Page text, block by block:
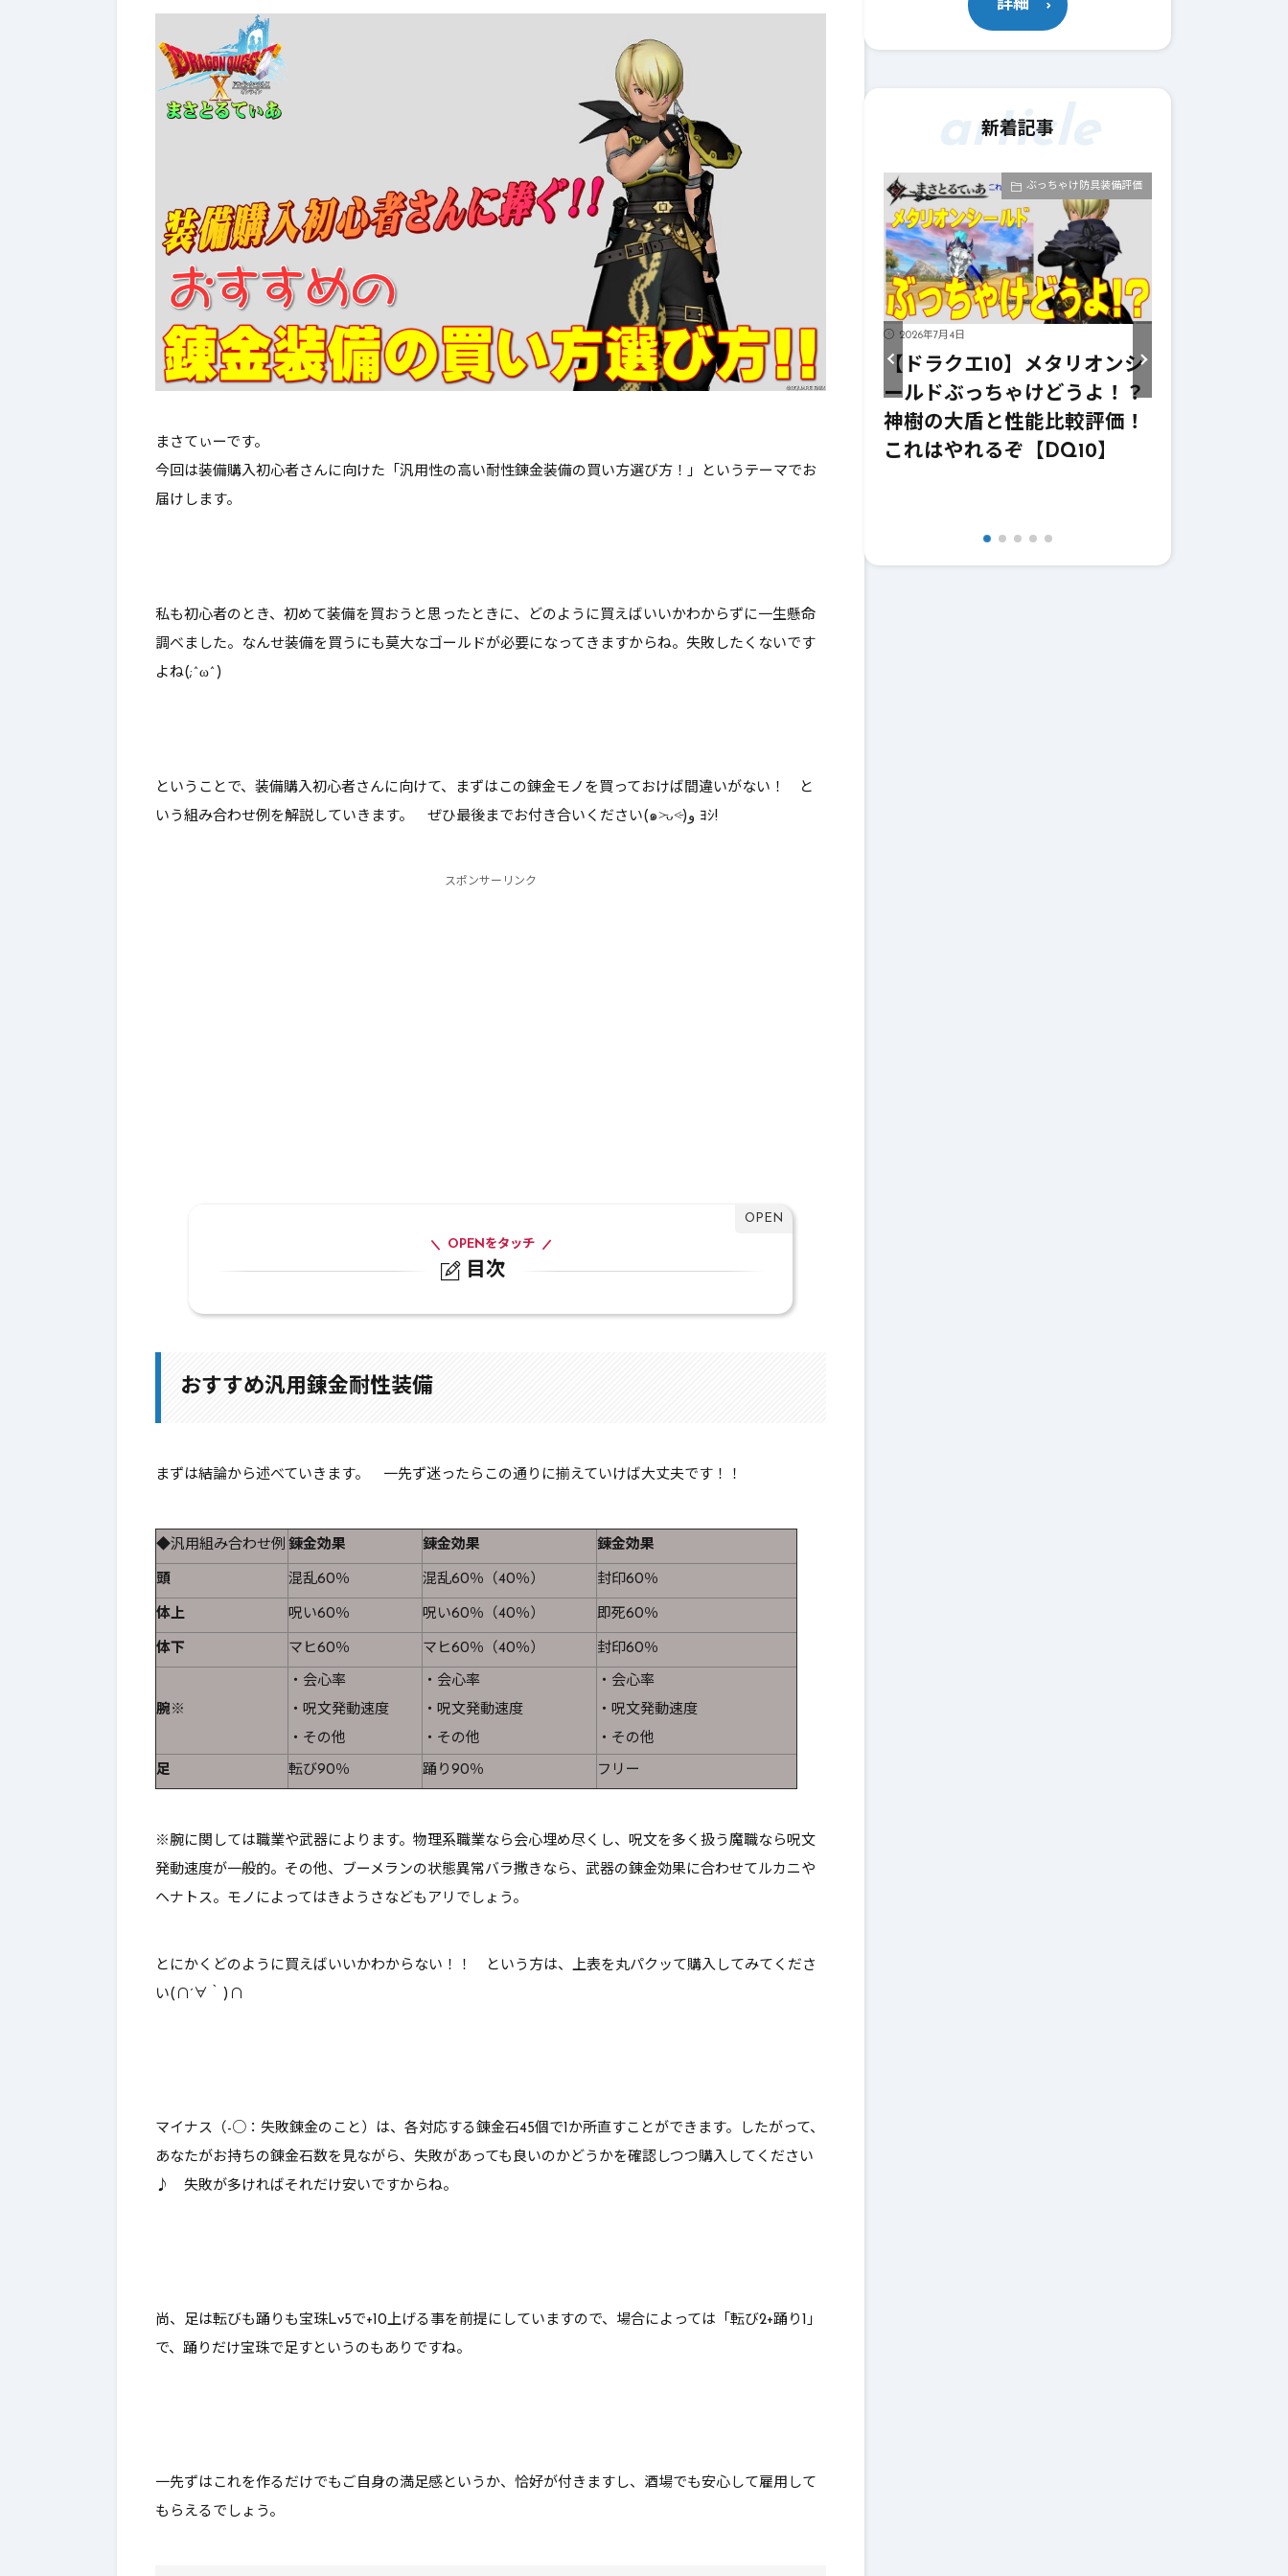
まさてぃーです。
今回は装備購入初心者さんに向けた「 汎用性の高い耐性錬金装備の買い方選び方！
」というテーマでお
届けします。
私も初心者のとき、初めて装備を買おうと思ったときに、どのように買えばいいかわからずに一生懸命
調べました。なんせ装備を買うにも莫大なゴールドが必要になってきますからね。失敗したくないです
よね(;^ω^)
ということで、装備購入初心者さんに向けて、 まずはこの錬金モノを買っておけば間違いがない ！ と
いう組み合わせ例を解説していきます。 ぜひ最後までお付き合いください(๑˃̵ᴗ˂̵)و ﾖｼ!
スポンサーリンク
目次
OPENをタッチ
2. 錬金装備の買い方選び方
2-2. 体上
2-4. 腕
おすすめ汎用錬金耐性装備
まずは結論から述べていきます。 一先ず迷ったらこの通りに揃えていけば大丈夫です！！
◆汎用組み合わせ例 錬金効果 錬金効果 錬金効果
頭 混乱60％ 混乱60％（40％） 封印60％
体上 呪い60％ 呪い60％（40％） 即死60％
体下 マヒ60％ マヒ60％（40％） 封印60％
腕※
・会心率
・呪文発動速度
・その他
・会心率
・呪文発動速度
・その他
・会心率
・呪文発動速度
・その他
足 転び90％ 踊り90％ フリー
※腕に関しては職業や武器によります。 物理系職業なら会心埋め尽くし、呪文を多く扱う魔職なら呪文
発動速度が一般的。その他、ブーメランの状態異常バラ撒きなら、武器の錬金効果に合わせてルカニや
ヘナトス。モノによってはきようさなどもアリでしょう。
とにかくどのように買えばいいかわからない！！ という方は、上表を丸パクッて購入してみてくださ
い(∩´∀｀)∩
マイナス（-○：失敗錬金のこと）は、各対応する錬金石45個で1か所直すことができます。したがって、
あなたがお持ちの錬金石数を見ながら、 失敗があっても良いのかどうかを確認しつつ購入してください
♪ 失敗が多ければそれだけ安いですからね。
尚、足は転びも踊りも宝珠Lv5で+10上げる事を前提にしていますので、場合によっては「転び2+踊り1」
で、踊りだけ宝珠で足すというのもありですね。
一先ずはこれを作るだけでもご自身の満足感というか、恰好が付きますし、酒場でも安心して雇用して
もらえるでしょう。
詳細
新着記事
article
【ドラクエ10】メタリオンサ
イズぶっちゃけどうよ！？レ
価！強いけどどうなのこれｗ
【DQ10】【鎌】
ぶっちゃけ武器評価
2026年7月4日
【ドラクエ10】グリームシュ
ーターぶっちゃけどうよ！？
【DQ10】
2026年7月4日
【ドラクエ10】レーザーエッ
ジぶっちゃけどうよ！？クリ
功率が…【DQ10】【ブーメラ
ぶっちゃけ防具装備評価
2026年7月4日
【ドラクエ10】メタリオンシ
ールドぶっちゃけどうよ！？
神樹の大盾と性能比較評価！
これはやれるぞ【DQ10】